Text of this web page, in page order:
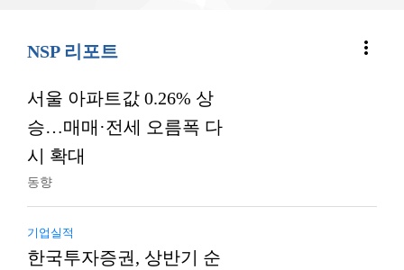
NSP 리포트 more_vert
서울 아파트값 0.26% 상
승…매매·전세 오름폭 다
시 확대
동향
기업실적
한국투자증권, 상반기 순